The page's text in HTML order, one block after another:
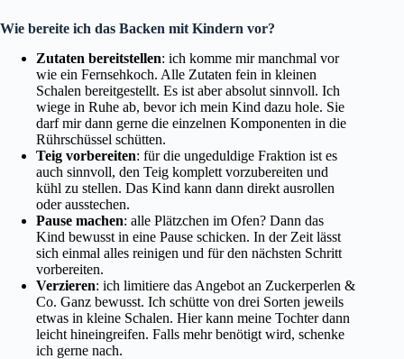
Wie bereite ich das Backen mit Kindern vor?
Zutaten bereitstellen: ich komme mir manchmal vor
wie ein Fernsehkoch. Alle Zutaten fein in kleinen
Schalen bereitgestellt. Es ist aber absolut sinnvoll. Ich
wiege in Ruhe ab, bevor ich mein Kind dazu hole. Sie
darf mir dann gerne die einzelnen Komponenten in die
Rührschüssel schütten.
Teig vorbereiten: für die ungeduldige Fraktion ist es
auch sinnvoll, den Teig komplett vorzubereiten und
kühl zu stellen. Das Kind kann dann direkt ausrollen
oder ausstechen.
Pause machen: alle Plätzchen im Ofen? Dann das
Kind bewusst in eine Pause schicken. In der Zeit lässt
sich einmal alles reinigen und für den nächsten Schritt
vorbereiten.
Verzieren: ich limitiere das Angebot an Zuckerperlen &
Co. Ganz bewusst. Ich schütte von drei Sorten jeweils
etwas in kleine Schalen. Hier kann meine Tochter dann
leicht hineingreifen. Falls mehr benötigt wird, schenke
ich gerne nach.